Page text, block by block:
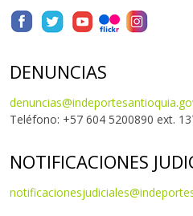
DENUNCIAS
Teléfono: +57 604 5200890 ext.
NOTIFICACIONES